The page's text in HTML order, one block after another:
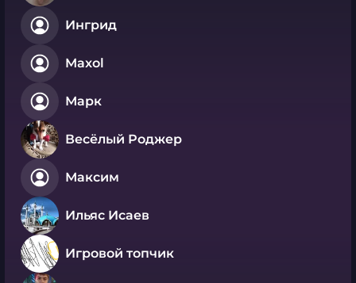
Ингрид
Maxol
Марк
Весёлый Роджер
Максим
Ильяс Исаев
Игровой топчик